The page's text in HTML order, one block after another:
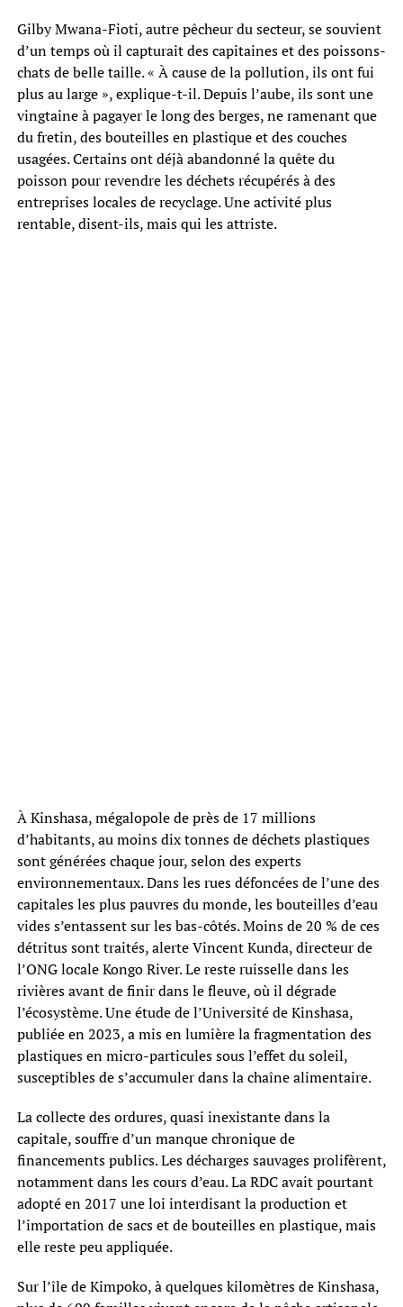
Gilby Mwana-Fioti, autre pêcheur du secteur, se souvient
d’un temps où il capturait des capitaines et des poissons-
chats de belle taille. « À cause de la pollution, ils ont fui
plus au large », explique-t-il. Depuis l’aube, ils sont une
vingtaine à pagayer le long des berges, ne ramenant que
du fretin, des bouteilles en plastique et des couches
usagées. Certains ont déjà abandonné la quête du
poisson pour revendre les déchets récupérés à des
entreprises locales de recyclage. Une activité plus
rentable, disent-ils, mais qui les attriste.
À Kinshasa, mégalopole de près de 17 millions
d’habitants, au moins dix tonnes de déchets plastiques
sont générées chaque jour, selon des experts
environnementaux. Dans les rues défoncées de l’une des
capitales les plus pauvres du monde, les bouteilles d’eau
vides s’entassent sur les bas-côtés. Moins de 20 % de ces
détritus sont traités, alerte Vincent Kunda, directeur de
l’ONG locale Kongo River. Le reste ruisselle dans les
rivières avant de finir dans le fleuve, où il dégrade
l’écosystème. Une étude de l’Université de Kinshasa,
publiée en 2023, a mis en lumière la fragmentation des
plastiques en micro-particules sous l’effet du soleil,
susceptibles de s’accumuler dans la chaîne alimentaire.
La collecte des ordures, quasi inexistante dans la
capitale, souffre d’un manque chronique de
financements publics. Les décharges sauvages prolifèrent,
notamment dans les cours d’eau. La RDC avait pourtant
adopté en 2017 une loi interdisant la production et
l’importation de sacs et de bouteilles en plastique, mais
elle reste peu appliquée.
Sur l’île de Kimpoko, à quelques kilomètres de Kinshasa,